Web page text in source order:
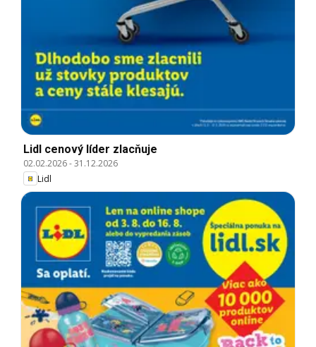
Lidl cenový líder zlacňuje
02.02.2026-31.12.2026
Lidl